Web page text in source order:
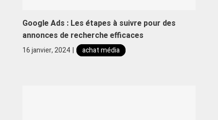
Google Ads : Les étapes à suivre pour des
annonces de recherche efficaces